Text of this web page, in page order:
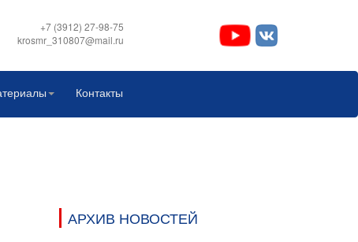
+7 (3912) 27-98-75
krosmr_310807@mail.ru
Контакты
АРХИВ НОВОСТЕЙ